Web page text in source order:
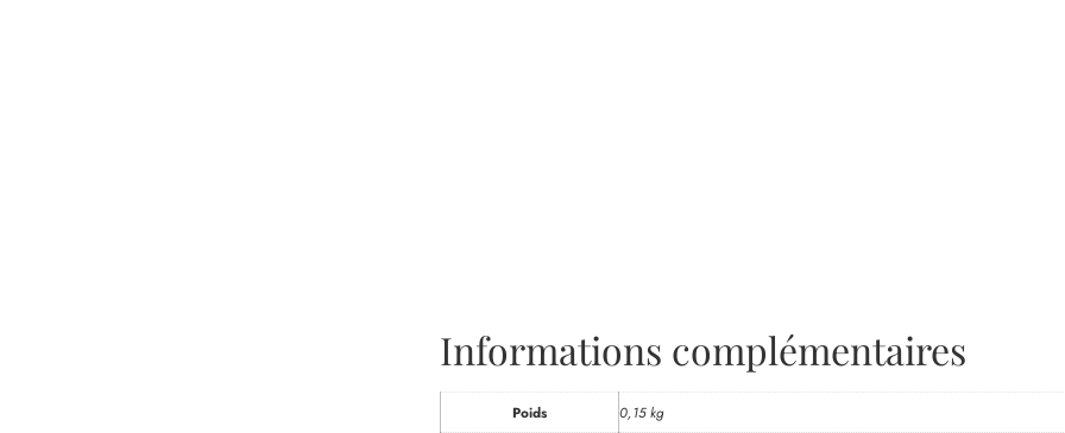
Informations complémentaires
Poids
0,15 kg